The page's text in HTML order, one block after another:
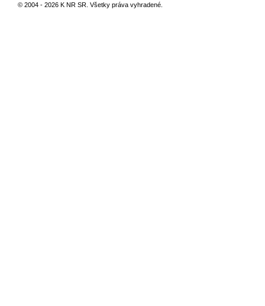
© 2004 - 2026 K NR SR. Všetky práva vyhradené.